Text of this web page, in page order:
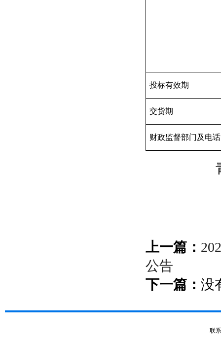
投标有效期
交货期
财政监督部门及电话
上一篇：
公告
下一篇： 没
联